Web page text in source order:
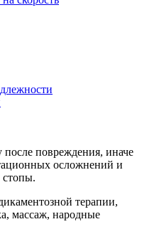
после повреждения, иначе
осложнений и
стопы.
терапии,
массаж, народные